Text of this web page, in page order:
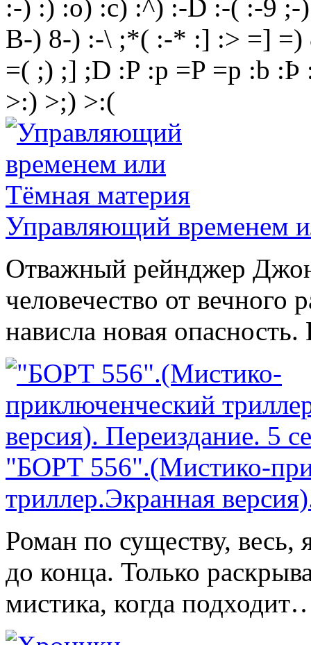
:-) :) :o) :c) :^) :-D :-( :-9 ;-)
B-) 8-) :-\ ;*( :-* :] :> =] =)
=( ;) ;] ;D :P :p =P =p :b :Þ
>:) >;) >:(
Управляющий временем
Отважный рейнджер
человечество от вечного
нависла новая
"БОРТ 556".(Мистико-
триллер.Экранная
Роман по существу, весь,
до конца. Только
мистика, когда